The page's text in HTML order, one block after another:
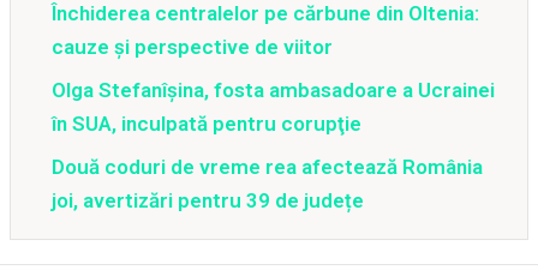
Închiderea centralelor pe cărbune din Oltenia:
cauze și perspective de viitor
Olga Stefanîşina, fosta ambasadoare a Ucrainei
în SUA, inculpată pentru corupţie
Două coduri de vreme rea afectează România
joi, avertizări pentru 39 de județe